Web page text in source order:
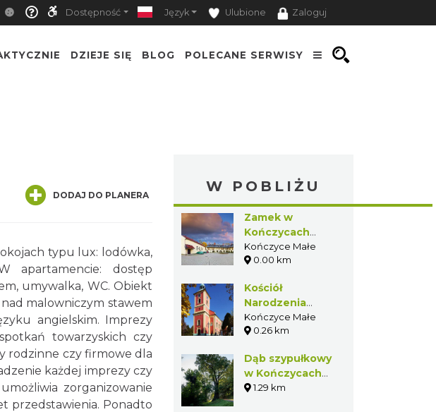
Dostępność Język Ulubione Zaloguj
DZIEJE SIĘ BLOG POLECANE SERWISY
DODAJ DO PLANERA
typu lux: lodówka,
apartamencie: dostęp
umywalka, WC. Obiekt
malowniczym stawem
angielskim. Imprezy
towarzyskich czy
rodzinne czy firmowe dla
każdej imprezy czy
zorganizowanie
przedstawienia. Ponadto
W POBLIŻU
Zamek w
Kończycach
Małych
Kończyce Małe
0.00 km
Kościół
Narodzenia
Najświętszej Marii
Panny w
Małych
Kończyce Małe
0.26 km
Dąb szypułkowy
w Kończycach
Wielkich
1.29 km